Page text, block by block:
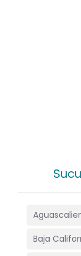
Baja